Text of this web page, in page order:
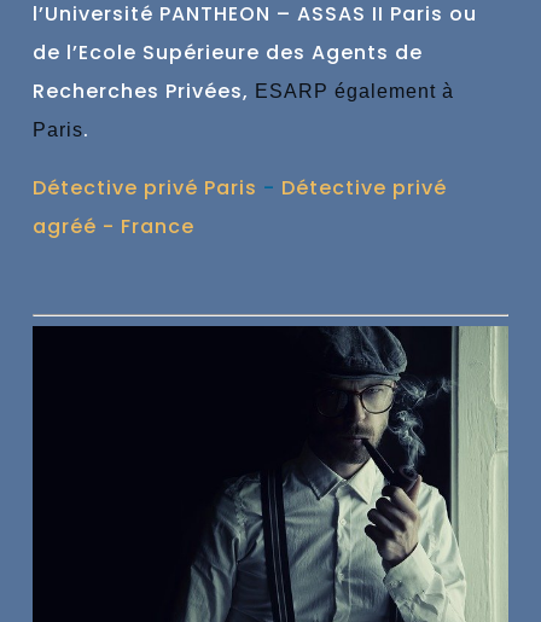
l’Université PANTHEON – ASSAS II Paris ou
de l’Ecole Supérieure des Agents de
Recherches Privées, ESARP également à
Paris.
Détective privé Paris - Détective privé
agréé - France